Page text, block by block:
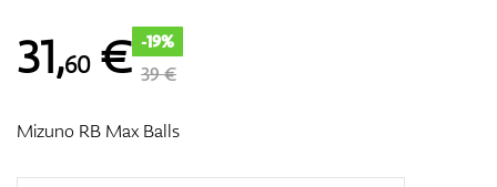
31,60€ -19%
39 €
Mizuno RB Max Balls